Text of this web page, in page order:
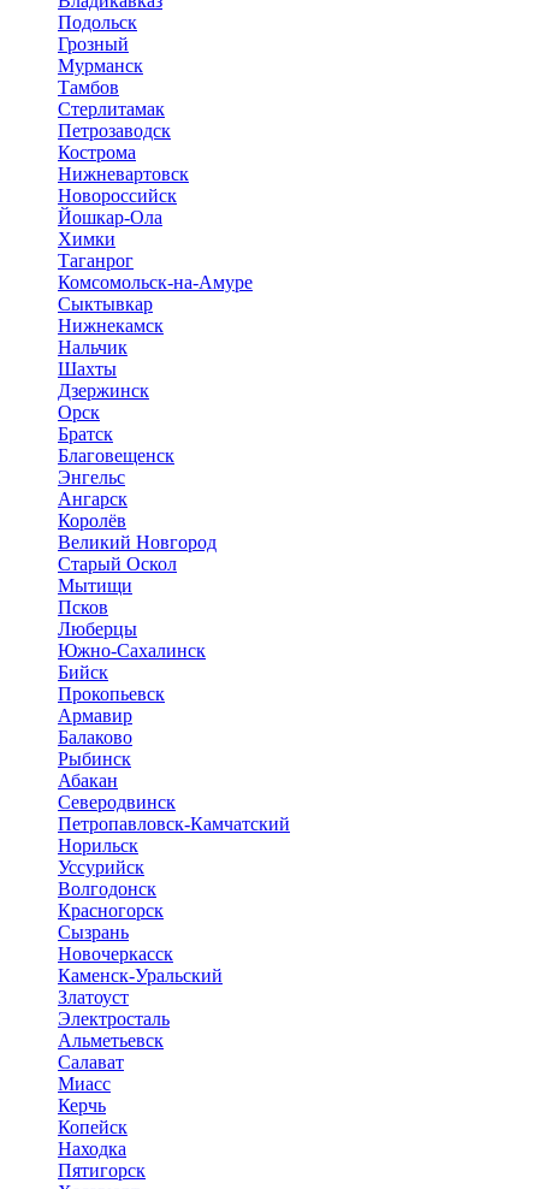
Подольск
Грозный
Мурманск
Тамбов
Стерлитамак
Петрозаводск
Кострома
Нижневартовск
Новороссийск
Йошкар-Ола
Химки
Таганрог
Комсомольск-на-Амуре
Сыктывкар
Нижнекамск
Нальчик
Шахты
Дзержинск
Орск
Братск
Благовещенск
Энгельс
Ангарск
Королёв
Великий Новгород
Старый Оскол
Мытищи
Псков
Люберцы
Южно-Сахалинск
Бийск
Прокопьевск
Армавир
Балаково
Рыбинск
Абакан
Северодвинск
Петропавловск-Камчатский
Норильск
Уссурийск
Волгодонск
Красногорск
Сызрань
Новочеркасск
Каменск-Уральский
Златоуст
Электросталь
Альметьевск
Салават
Миасс
Керчь
Копейск
Находка
Пятигорск